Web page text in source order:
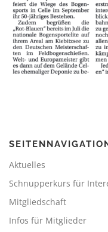
Aktuelles
Schnupperkurs für
Mitgliedschaft
Infos für Mitglieder